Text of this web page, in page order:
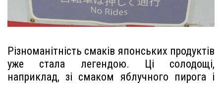
Різноманітність смаків японських продуктів
уже стала легендою. Ці солодощі,
наприклад, зі смаком яблучного пирога і